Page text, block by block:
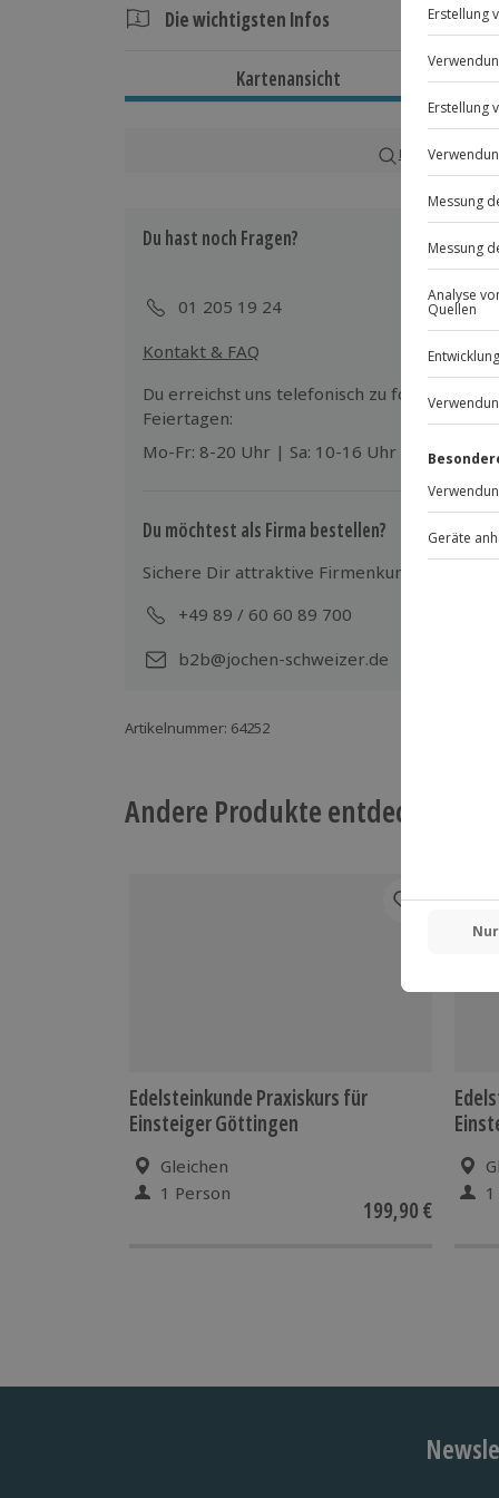
Die wichtigsten Infos
Ca. 6 Stunden
Ganzjährig sonntags zu bestimmten
Teilnahmebedingungen
Teilnahme für Personen mit
Veranstalter möglich
Gruppengröße: 1-8 Personen
Kartenansicht
Karte in
Du hast noch Fragen?
01 205 19 24
Kontakt & FAQ
Du erreichst uns telefonisch zu folgenden
Feiertagen:
Mo-Fr: 8-20 Uhr | Sa: 10-16 Uhr
Du möchtest als Firma bestellen?
Sichere Dir attraktive Firmenkunden Vorteile.
+49 89 / 60 60 89 700
b2b@jochen-schweizer.de
Artikelnummer: 64252
Andere Produkte entdecken
Edelsteinkunde Praxiskurs für
Einsteiger Göttingen
Gleichen
1 Person
199,90 €